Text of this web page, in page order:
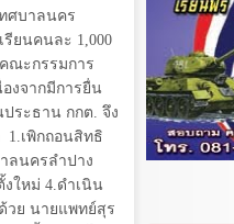
ศบาลนคร
รียนคนละ 1,000
ณะกรรมการ
องจากมีการยื่น
ระธาน กกต. จึง
1.เพิกถอนสิทธิ
ลนครลำปาง
ใหม่ 4.ดำเนิน
วย นายแพทย์สุร